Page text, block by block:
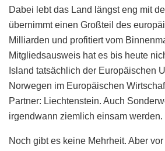
Dabei lebt das Land längst eng mit
übernimmt einen Großteil des
Milliarden und profitiert vom
Mitgliedsausweis hat es bis heute
Island tatsächlich der Europäischen
Norwegen im Europäischen
Partner: Liechtenstein. Auch
irgendwann ziemlich einsam werden.
Noch gibt es keine Mehrheit. Aber